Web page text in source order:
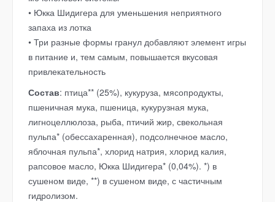
• Юкка Шидигера для уменьшения неприятного
запаха из лотка
• Три разные формы гранул добавляют элемент игры
в питание и, тем самым, повышается вкусовая
привлекательность
Состав: птица** (25%), кукуруза, мясопродукты,
пшеничная мука, пшеница, кукурузная мука,
лигноцеллюлоза, рыба, птичий жир, свекольная
пульпа* (обессахаренная), подсолнечное масло,
яблочная пульпа*, хлорид натрия, хлорид калия,
рапсовое масло, Юкка Шидигера* (0,04%). *) в
сушеном виде, **) в сушеном виде, с частичным
гидролизом.